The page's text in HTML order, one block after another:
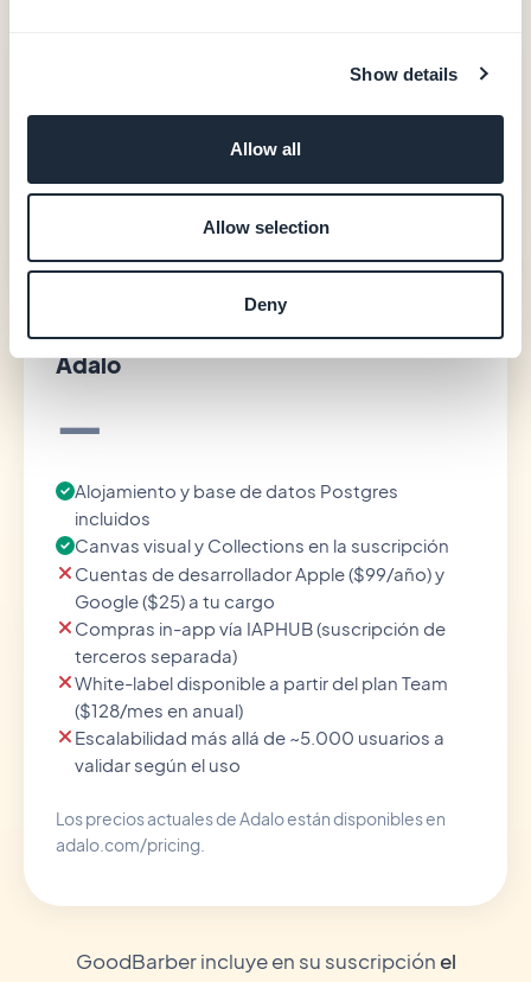
Show details
Allow all
Allow selection
Deny
Acompañamiento en la publicación en stores
(GBTC)
Adalo
—
Alojamiento y base de datos Postgres
incluidos
Canvas visual y Collections en la suscripción
Cuentas de desarrollador Apple ($99/año) y
Google ($25) a tu cargo
Compras in-app vía IAPHUB (suscripción de
terceros separada)
White-label disponible a partir del plan Team
($128/mes en anual)
Escalabilidad más allá de ~5.000 usuarios a
validar según el uso
Los precios actuales de Adalo están disponibles en
adalo.com/pricing.
GoodBarber incluye en su suscripciónel